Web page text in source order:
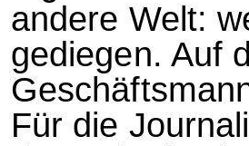
andere Welt:
gediegen. Auf
Für die